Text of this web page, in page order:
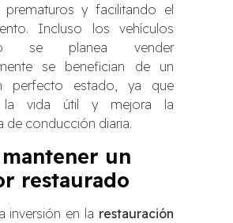
prematuros y facilitando el
Incluso los vehículos
se planea vender
se benefician de un
perfecto estado, ya que
la vida útil y mejora la
de conducción diaria.
un
restaurado
inversión en la restauración